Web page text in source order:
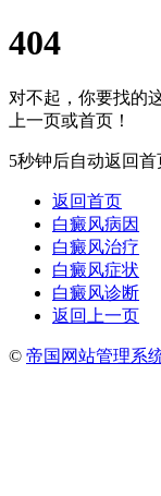
404
对不起，你要找的
上一页或首页！
5秒钟后自动返回首
返回首页
白癜风病因
白癜风治疗
白癜风症状
白癜风诊断
返回上一页
© 帝国网站管理系